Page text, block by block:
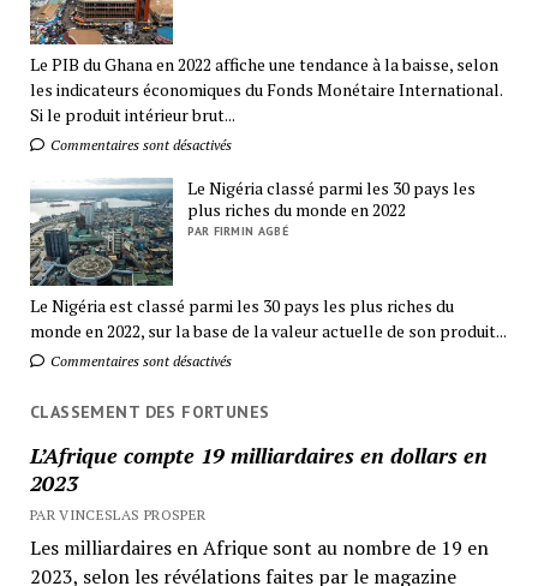
Le PIB du Ghana en 2022 affiche une tendance à la baisse, selon
les indicateurs économiques du Fonds Monétaire International.
Si le produit intérieur brut...
Commentaires sont désactivés
Le Nigéria classé parmi les 30 pays les
plus riches du monde en 2022
PAR FIRMIN AGBÉ
Le Nigéria est classé parmi les 30 pays les plus riches du
monde en 2022, sur la base de la valeur actuelle de son produit...
Commentaires sont désactivés
CLASSEMENT DES FORTUNES
L’Afrique compte 19 milliardaires en dollars en
2023
PAR VINCESLAS PROSPER
Les milliardaires en Afrique sont au nombre de 19 en
2023, selon les révélations faites par le magazine